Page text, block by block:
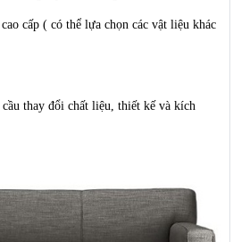
cấp ( có thể lựa chọn các vật liệu khác
thay đổi chất liệu, thiết kế và kích